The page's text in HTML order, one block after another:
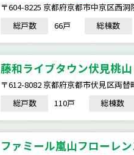
〒604-8225 京都府京都市中京区西
総戸数
66戸 総棟数
藤和ライブタウン伏見桃山
〒612-8082 京都府京都市伏見区両
総戸数
110戸 総棟数
ファミール嵐山フローレ